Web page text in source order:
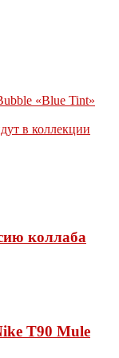
«Blue Tint»
в коллекции
коллаба
T90 Mule